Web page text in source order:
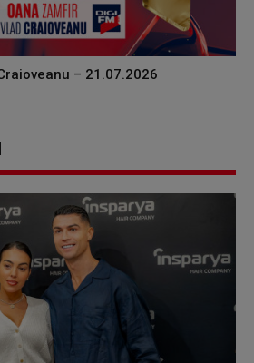
– 21.07.2026